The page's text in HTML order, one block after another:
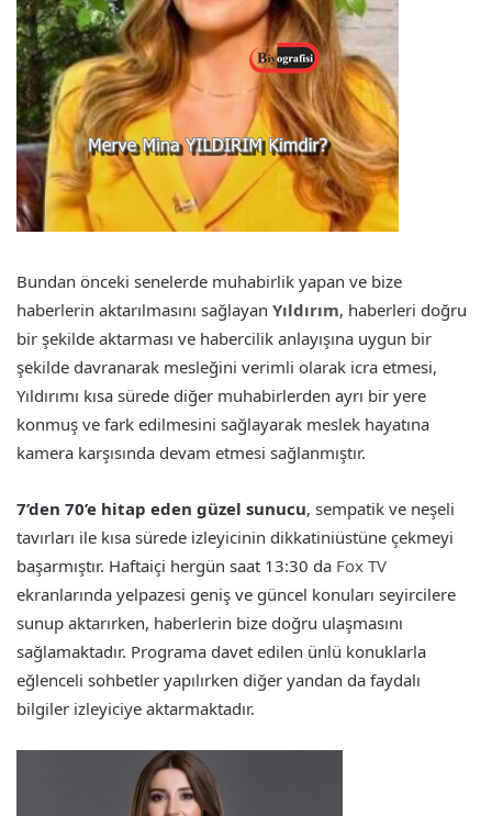
Bundan önceki senelerde muhabirlik yapan ve bize
haberlerin aktarılmasını sağlayan Yıldırım, haberleri doğru
bir şekilde aktarması ve habercilik anlayışına uygun bir
şekilde davranarak mesleğini verimli olarak icra etmesi,
Yıldırımı kısa sürede diğer muhabirlerden ayrı bir yere
konmuş ve fark edilmesini sağlayarak meslek hayatına
kamera karşısında devam etmesi sağlanmıştır.
7’den 70’e hitap eden güzel sunucu, sempatik ve neşeli
tavırları ile kısa sürede izleyicinin dikkatiniüstüne çekmeyi
başarmıştır. Haftaiçi hergün saat 13:30 da Fox TV
ekranlarında yelpazesi geniş ve güncel konuları seyircilere
sunup aktarırken, haberlerin bize doğru ulaşmasını
sağlamaktadır. Programa davet edilen ünlü konuklarla
eğlenceli sohbetler yapılırken diğer yandan da faydalı
bilgiler izleyiciye aktarmaktadır.